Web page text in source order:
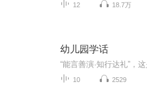
12 18.7万
幼儿园学话
10 2529